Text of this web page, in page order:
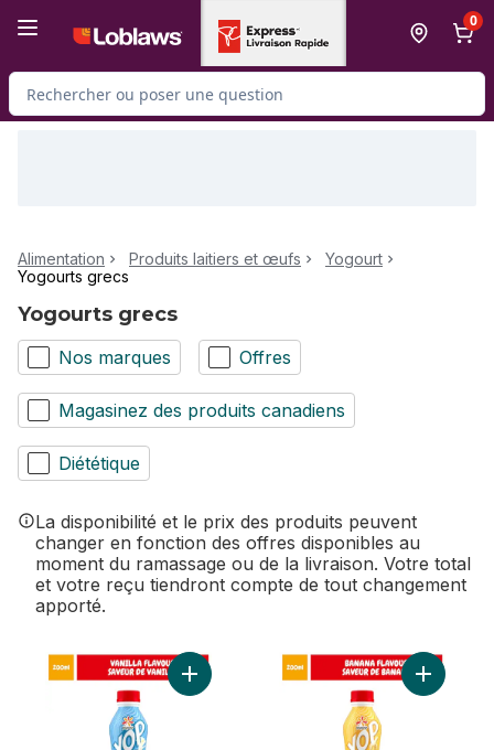
0
Rechercher des produits
Alimentation Produits laitiers et œufs
Yogourt
Yogourts grecs
Yogourts grecs
Nos marques Offres
Magasinez des produits canadiens
Diététique
La disponibilité et le prix des produits peuvent
changer en fonction des offres disponibles au
moment du ramassage ou de la livraison. Votre total
et votre reçu tiendront compte de tout changement
apporté.
Ajouter YOP Yogourt à Boire 1.5% M.G.
Ajouter